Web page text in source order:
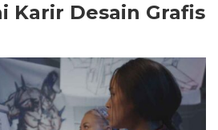
Karir Desain Grafis